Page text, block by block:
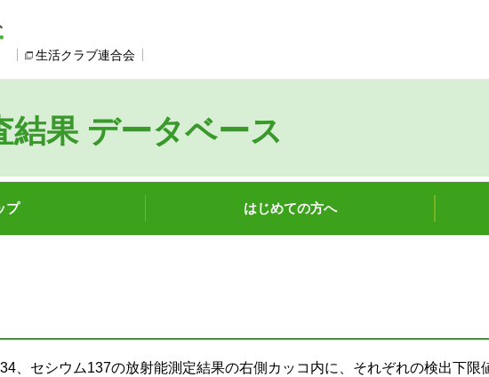
生活クラブ連合会
結果 データベース
プ
はじめての方へ
、セシウム137の放射能測定結果の右側カッコ内に、それぞれの検出下限